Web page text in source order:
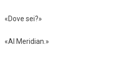
«Dove sei?»
«Al Meridian.»